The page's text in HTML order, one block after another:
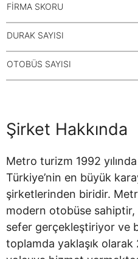
FİRMA SKORU
DURAK SAYISI
OTOBÜS SAYISI
Şirket Hakkında
Metro turizm 1992
Türkiye’nin en büyük
şirketlerinden biridir.
modern otobüse sahiptir,
sefer gerçekleştiriyor ve
toplamda yaklaşık